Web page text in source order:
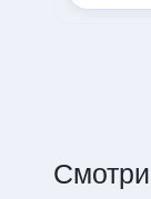
Смотри